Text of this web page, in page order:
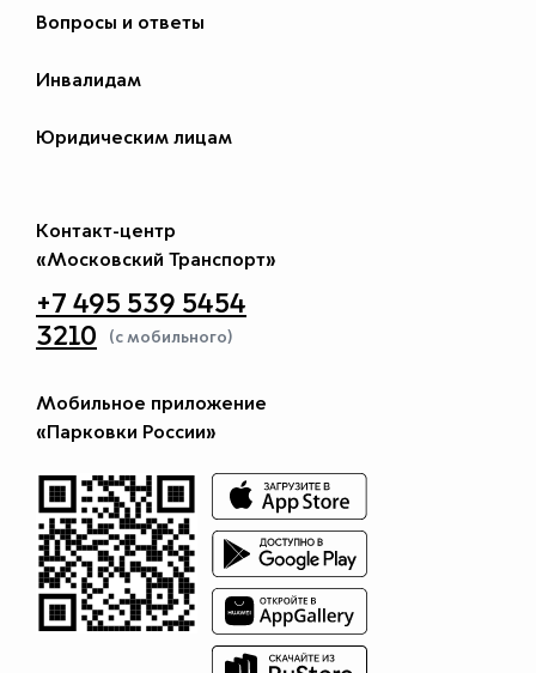
Вопросы и ответы
Инвалидам
Юридическим лицам
Контакт-центр
«Московский Транспорт»
+7 495 539 5454
3210
(с мобильного)
Мобильное приложение
«Парковки России»